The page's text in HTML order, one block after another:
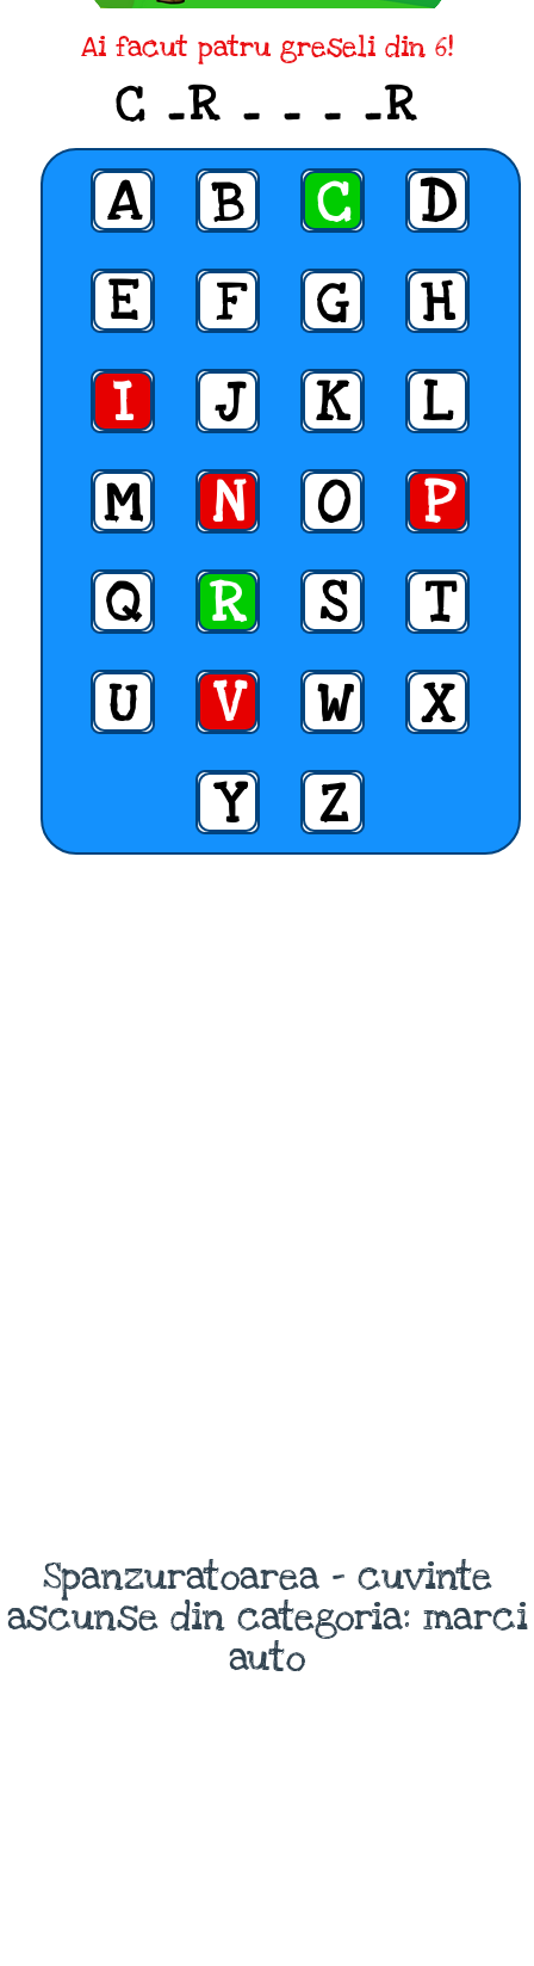
Ai facut patru greseli din 6!
C _R _ _ _ _R
A B C
D
E
F G
H
I
J K
L
M
N O
P
Q
R S
T
U
V W
X
Y
Z
Spanzuratoarea - cuvinte
ascunse din categoria: marci
auto